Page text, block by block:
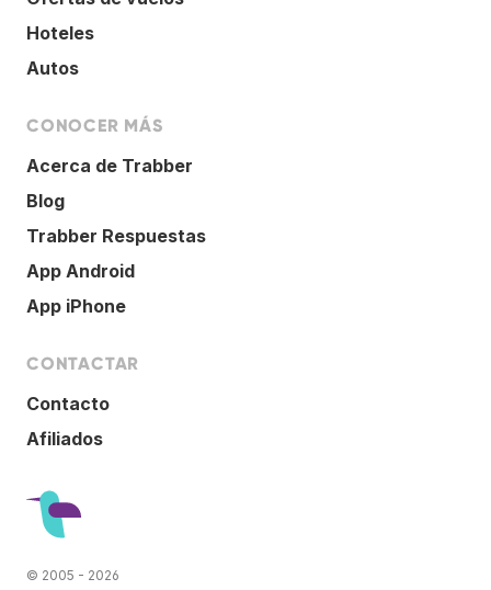
Hoteles
Autos
CONOCER MÁS
Acerca de Trabber
Blog
Trabber Respuestas
App Android
App iPhone
CONTACTAR
Contacto
Afiliados
© 2005 - 2026